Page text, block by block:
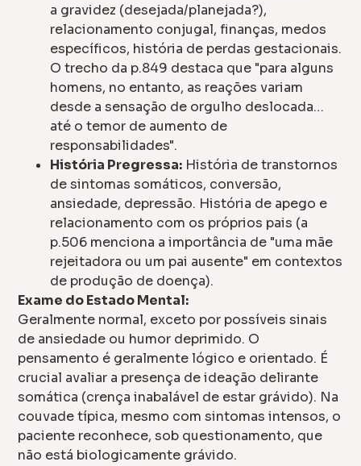
a gravidez (desejada/planejada?),
relacionamento conjugal, finanças, medos
específicos, história de perdas gestacionais.
O trecho da p.849 destaca que "para alguns
homens, no entanto, as reações variam
desde a sensação de orgulho deslocada…
até o temor de aumento de
responsabilidades".
História Pregressa: História de transtornos
de sintomas somáticos, conversão,
ansiedade, depressão. História de apego e
relacionamento com os próprios pais (a
p.506 menciona a importância de "uma mãe
rejeitadora ou um pai ausente" em contextos
de produção de doença).
Exame do Estado Mental:
Geralmente normal, exceto por possíveis sinais
de ansiedade ou humor deprimido. O
pensamento é geralmente lógico e orientado. É
crucial avaliar a presença de ideação delirante
somática (crença inabalável de estar grávido). Na
couvade típica, mesmo com sintomas intensos, o
paciente reconhece, sob questionamento, que
não está biologicamente grávido.